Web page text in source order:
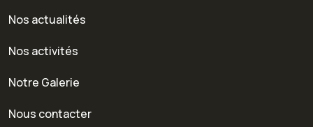
Nos actualités
Nos activités
Notre Galerie
Nous contacter